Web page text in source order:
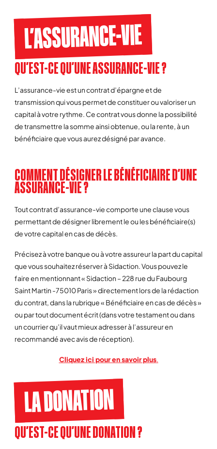
L’ASSURANCE-VIE
QU’EST-CE QU’UNE ASSURANCE-VIE ?
L’assurance-vie est un contrat d’épargne et de
transmission qui vous permet de constituer ou valoriser un
capital à votre rythme. Ce contrat vous donne la possibilité
de transmettre la somme ainsi obtenue, ou la rente, à un
bénéficiaire que vous aurez désigné par avance.
COMMENT DÉSIGNER LE BÉNÉFICIAIRE D’UNE
ASSURANCE-VIE ?
Tout contrat d’assurance-vie comporte une clause vous
permettant de désigner librement le ou les bénéficiaire(s)
de votre capital en cas de décès.
Précisez à votre banque ou à votre assureur la part du capital
que vous souhaitez réserver à Sidaction. Vous pouvez le
faire en mentionnant « Sidaction – 228 rue du Faubourg
Saint Martin -75010 Paris » directement lors de la rédaction
du contrat, dans la rubrique « Bénéficiaire en cas de décès »
ou par tout document écrit (dans votre testament ou dans
un courrier qu’il vaut mieux adresser à l’assureur en
recommandé avec avis de réception).
Cliquez ici pour en savoir plus.
LA DONATION
QU’EST-CE QU’UNE DONATION ?